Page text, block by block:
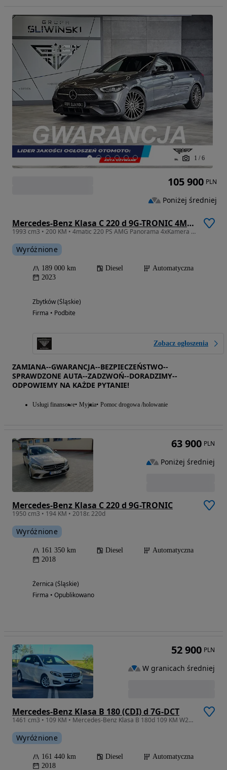
1 / 6
Mercedes-Benz Klasa C 220 d 9G-TRONIC 4Matic AMG Line
1993 cm3 • 200 KM • 4matic 220 PS AMG Panorama 4xKamera Headup Ambiente Distronic 19" FV23
Wyróżnione
189 000 km Diesel
Automatyczna
2023
Zbytków (Śląskie)
Firma • Podbite
Zobacz ogłoszenia
ZAMIANA--GWARANCJA--BEZPIECZEŃSTWO--
SPRAWDZONE AUTA--ZADZWOŃ--DORADZIMY--
ODPOWIEMY NA KAŻDE PYTANIE!
Usługi finansowe Myjnia Pomoc drogowa /holowanie
105 900 PLN
Poniżej średniej
Mercedes-Benz Klasa C 220 d 9G-TRONIC
1950 cm3 • 194 KM • 2018r. 220d
Wyróżnione
161 350 km Diesel
Automatyczna
2018
Żernica (Śląskie)
Firma • Opublikowano
63 900 PLN
Poniżej średniej
Mercedes-Benz Klasa B 180 (CDI) d 7G-DCT
1461 cm3 • 109 KM • Mercedes-Benz Klasa B 180d 109 KM W246 FAKTURA VAT 23%
Wyróżnione
161 440 km Diesel
Automatyczna
2018
52 900 PLN
W granicach średniej